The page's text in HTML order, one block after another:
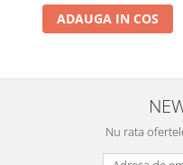
ADAUGA IN COS
Nu rata